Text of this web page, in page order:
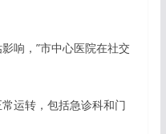
响，”市中心医院在社交
运转，包括急诊科和门